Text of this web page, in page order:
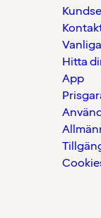
Hitta
App